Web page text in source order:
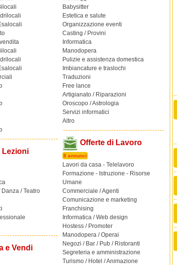
Lezioni
/ Teatro
e Vendi
Babysitter
Estetica e salute
Organizzazione eventi
Casting / Provini
Informatica
Manodopera
Pulizie e assistenza domestica
Imbiancature e traslochi
Traduzioni
Free lance
Artigianato / Riparazioni
Oroscopo / Astrologia
Servizi informatici
Altro
Offerte di Lavoro
8 annunci
Lavori da casa - Telelavoro
Formazione - Istruzione - Risorse
Umane
Commerciale / Agenti
Comunicazione e marketing
Franchising
Informatica / Web design
Hostess / Promoter
Manodopera / Operai
Negozi / Bar / Pub / Ristoranti
Segreteria e amministrazione
Turismo / Hotel / Animazione